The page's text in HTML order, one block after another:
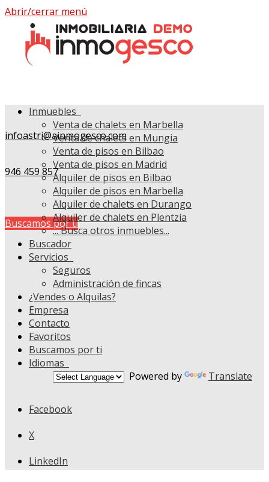
Abrir/cerrar menú
infoastri@ainmogesco.com
946 459 857
Buscamos por ti
Inmuebles
Venta de chalets en Marbella
Venta de chalets en Mungia
Venta de pisos en Bilbao
Venta de pisos en Madrid
Alquiler de pisos en Bilbao
Alquiler de pisos en Marbella
Alquiler de chalets en Durango
Alquiler de chalets en Plentzia
...Busca otros inmuebles...
Buscador
Servicios
Seguros
Administración de fincas
¿Vendes o Alquilas?
Empresa
Contacto
Favoritos
Buscamos por ti
Idiomas
Powered by
Translate
Facebook
X
LinkedIn